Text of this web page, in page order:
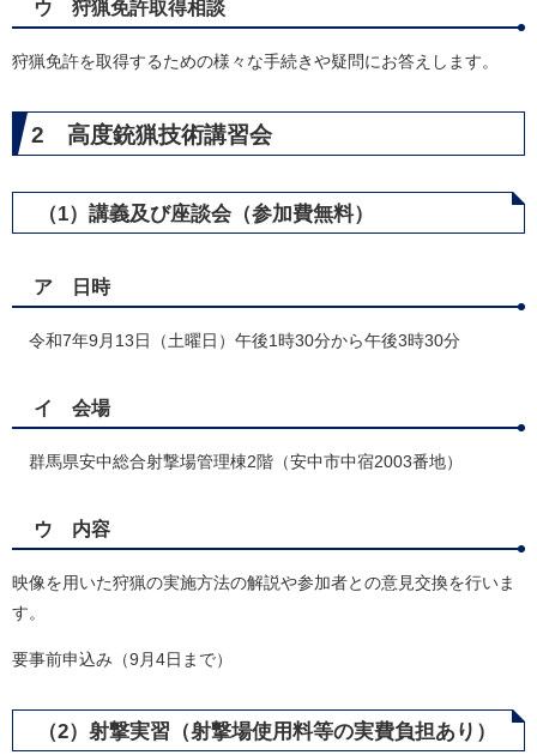
ウ 狩猟免許取得相談
狩猟免許を取得するための様々な手続きや疑問にお答えします。
2 高度銃猟技術講習会
（1）講義及び座談会（参加費無料）
ア 日時
令和7年9月13日（土曜日）午後1時30分から午後3時30分
イ 会場
群馬県安中総合射撃場管理棟2階（安中市中宿2003番地）
ウ 内容
映像を用いた狩猟の実施方法の解説や参加者との意見交換を行いま
す。
要事前申込み（9月4日まで）
（2）射撃実習（射撃場使用料等の実費負担あり）